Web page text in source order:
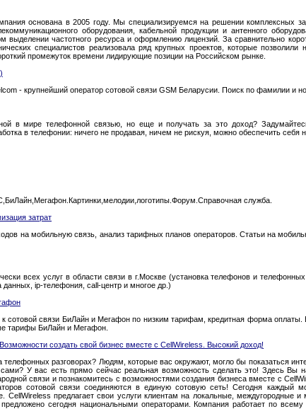
основана в 2005 году. Мы специализируемся на решении комплексных
оборудования, кабельной продукции и антенного
выделении частотного ресурса и оформлению лицензий. За сравнительно
специалистов реализовала ряд крупных проектов, которые позволили
промежуток времени лидирующие позиции на Российском рынке.
- крупнейший оператор сотовой связи GSM Беларусии. Поиск по фамилии и
в мире телефонной связью, но еще и получать за это доход?
в телефонии: ничего не продавая, ничем не рискуя, можно обеспечить себя
служба.
затрат
на мобильную связь, анализ тарифных планов операторов. Статьи на
всех услуг в области связи в г.Москве (установка телефонов и
ip-телефония, call-центр и многое др.)
сотовой связи БиЛайн и Мегафон по низким тарифам, кредитная форма
тарифы БиЛайн и Мегафон.
создать свой бизнес вместе с CellWireless. Высокий доход!
разговорах? Людям, которые вас окружают, могло бы показаться
У вас есть прямо сейчас реальная возможность сделать это! Здесь Вы
связи и познакомитесь с возможностями создания бизнеса вместе с
сотовой связи соединяются в единую сотовую сеть! Сегодня каждый
CellWireless предлагает свои услуги клиентам на локальные, междугородные
сегодня национальными операторами. Компания работает по всему